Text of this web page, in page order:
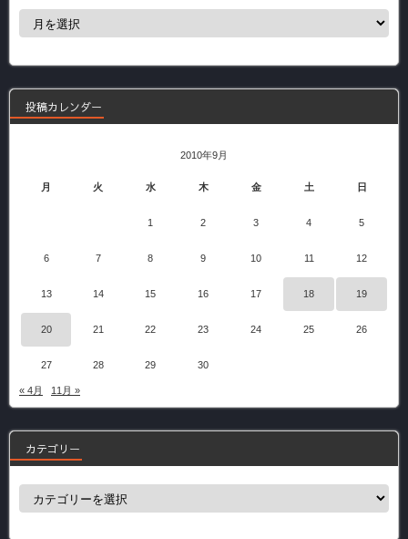
事
投稿カレンダー
2010年9月
月 火 水 木 金 土 日
1 2 3 4 5
6 7 8 9 10 11 12
13 14 15 16 17 18 19
20 21 22 23 24 25 26
27 28 29 30
« 4月 11月 »
カテゴリー